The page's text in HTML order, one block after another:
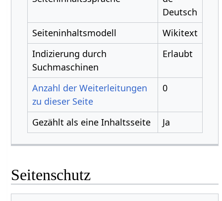
Deutsch
Seiteninhaltsmodell
Wikitext
Indizierung durch
Suchmaschinen
Erlaubt
Anzahl der Weiterleitungen
zu dieser Seite
0
Gezählt als eine Inhaltsseite Ja
Seitenschutz